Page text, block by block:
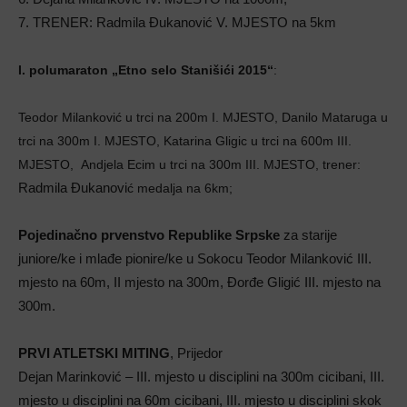
7. TRENER: Radmila Đukanović V. MJESTO na 5km
I. polumaraton „Etno selo Stanišići 2015“:
Teodor Milanković u trci na 200m I. MJESTO, Danilo Mataruga u
trci na 300m I. MJESTO, Katarina Gligic u trci na 600m III.
MJESTO, Andjela Ecim u trci na 300m III. MJESTO, trener:
Radmila Đukanović medalja na 6km;
Pojedinačno prvenstvo Republike Srpske za starije
juniore/ke i mlađe pionire/ke u Sokocu Teodor Milanković III.
mjesto na 60m, II mjesto na 300m, Đorđe Gligić III. mjesto na
300m.
PRVI ATLETSKI MITING, Prijedor
Dejan Marinković – III. mjesto u disciplini na 300m cicibani, III.
mjesto u disciplini na 60m cicibani, III. mjesto u disciplini skok